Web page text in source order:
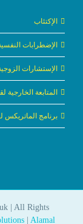
الإكتئاب
الإضطرابات
الإستشارات
المتابعة الخارجية
برنامج الماتريكس
| All Rights
| Alamal